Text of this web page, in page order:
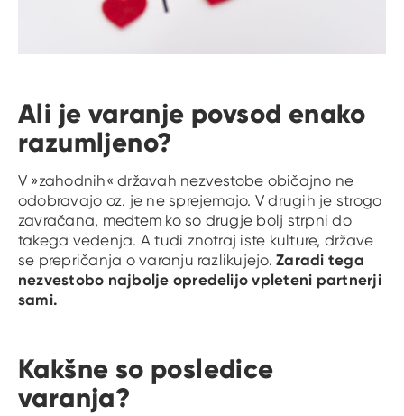
Ali je varanje povsod enako
razumljeno?
V »zahodnih« državah nezvestobe običajno ne
odobravajo oz. je ne sprejemajo. V drugih je strogo
zavračana, medtem ko so drugje bolj strpni do
takega vedenja. A tudi znotraj iste kulture, države
se prepričanja o varanju razlikujejo.Zaradi tega
nezvestobo najbolje opredelijo vpleteni partnerji
sami.
Kakšne so posledice
varanja?